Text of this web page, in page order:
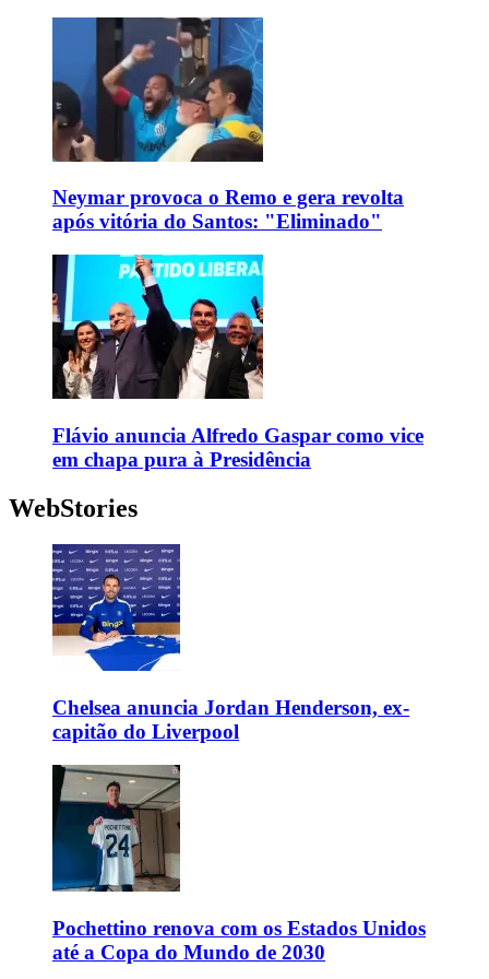
Neymar provoca o Remo e gera revolta
após vitória do Santos: "Eliminado"
Flávio anuncia Alfredo Gaspar como vice
em chapa pura à Presidência
WebStories
Chelsea anuncia Jordan Henderson, ex-
capitão do Liverpool
Pochettino renova com os Estados Unidos
até a Copa do Mundo de 2030